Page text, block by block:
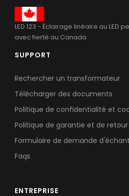
LED 123 - Éclairage linéaire au LED
avec fierté au Canada
SUPPORT
Rechercher un transformateur
Télécharger des documents
Politique de confidentialité et
Politique de garantie et de retour
Formulaire de demande
Faqs
ENTREPRISE